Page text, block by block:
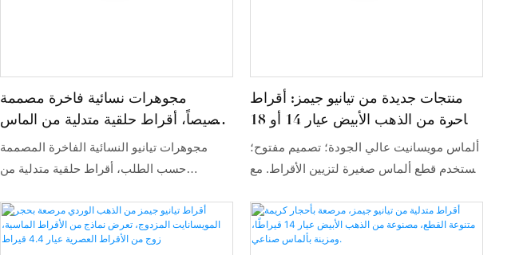
مجوهرات نسائية فاخرة مصممة
خصيصاً، أقراط حلقية متدلية من الماس
المويسانتي عديم اللون بقطع الزمرد
عيار 4 قيراط
مجوهرات تيانيو النسائية الفاخرة المصممة
حسب الطلب، أقراط حلقية متدلية من
قيراط، تساهم مبيعاتها الكبيرة في فتح أسواق
جديدة وترسيخ مكانتها في السوق، مما يضمن
منتجات جديدة من تيانيو جيمز: أقراط
ساحرة من الذهب الأبيض عيار 14 أو 18
قيراطًا مرصعة بالماس والمويسانيت،
ألماس مويسانيت عالي الجودة؛ تصميم مفتوح؛
تُستخدم قطع ألماس صغيرة لتزيين الأقراط. مع